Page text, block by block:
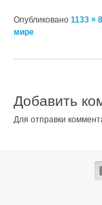
Опубликовано 1133 ×
мире
Добавить
Для отправки